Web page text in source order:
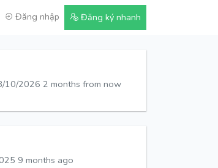
Đăng nhập Đăng ký nhanh
10/2026 2 months from now
9 months ago